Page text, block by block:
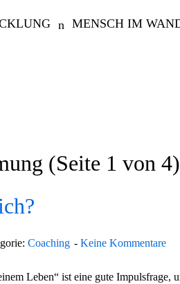
MENSCH IM
(Seite 1 von 4)
Coaching Keine Kommentare
Leben“ ist eine gute Impulsfrage,